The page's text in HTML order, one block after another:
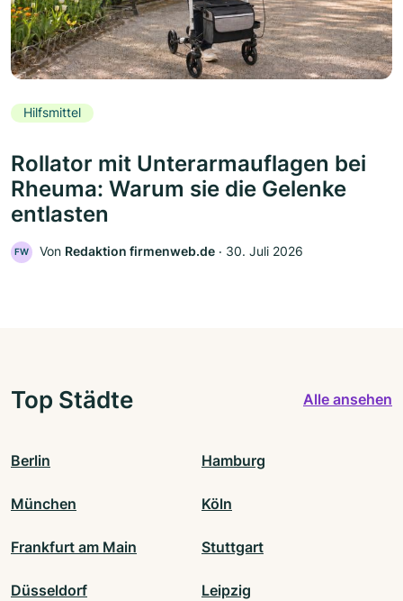
Hilfsmittel
Rollator mit Unterarmauflagen bei
Rheuma: Warum sie die Gelenke
entlasten
FW Von Redaktion firmenweb.de ‧ 30. Juli 2026
Top Städte Alle ansehen
Berlin Hamburg
München Köln
Frankfurt am Main Stuttgart
Düsseldorf Leipzig